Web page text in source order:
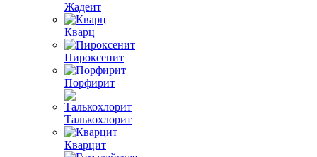
Жадеит
Кварц
Пироксенит
Порфирит
Талькохлорит
Кварцит